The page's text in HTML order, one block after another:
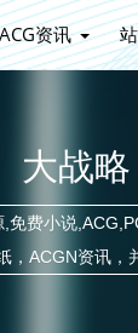
资讯
大战略
费小说
，ACGN资讯，